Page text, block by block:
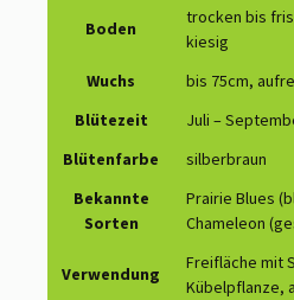
Boden
trocken bis
kiesig
Wuchs
bis 75cm,
Blütezeit
Juli –
Blütenfarbe
silberbraun
Bekannte
Sorten
Prairie Blues
Chameleon
Verwendung
Freifläche mit
Kübelpflanze,